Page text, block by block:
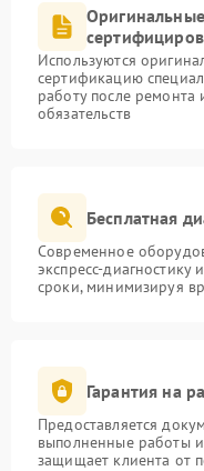
Используются
сертификацию
работу после
обязательств
Бесплатная
Современное
экспресс-диагностику
сроки, минимизируя
Гарантия на
Предоставляется
выполненные работы
защищает клиента от